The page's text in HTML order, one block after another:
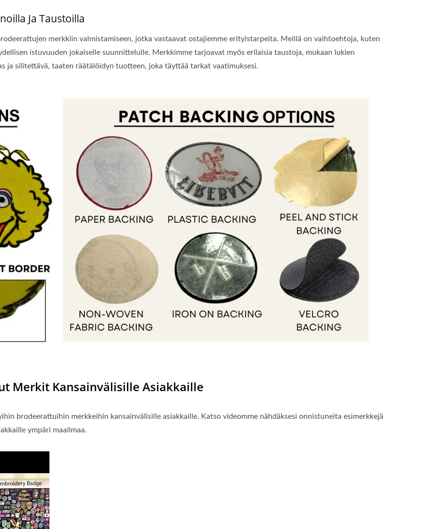
Ja Taustoilla
merkkiin valmistamiseen, jotka vastaavat ostajiemme erityistarpeita. Meillä on vaihtoehtoja, kuten
istuvuuden jokaiselle suunnittelulle. Merkkimme tarjoavat myös erilaisia taustoja, mukaan lukien
ja silitettävä, taaten räätälöidyn tuotteen, joka täyttää tarkat vaatimuksesi.
Merkit Kansainvälisille Asiakkaille
brodeerattuihin merkkeihin kansainvälisille asiakkaille. Katso videomme nähdäksesi onnistuneita esimerkkejä
ympäri maailmaa.